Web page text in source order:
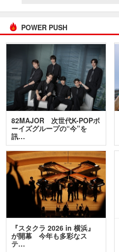
POWER PUSH
82MAJOR 次世代K-POPボ
ーイズグループの“今”を
訊…
『スタクラ 2026 in 横浜』
が開幕 今年も多彩なス
テ…